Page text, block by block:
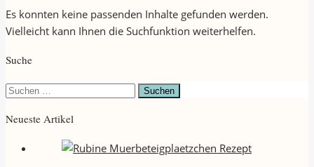
Es konnten keine passenden Inhalte gefunden werden.
Vielleicht kann Ihnen die Suchfunktion weiterhelfen.
Suche
Suchen
Neueste Artikel